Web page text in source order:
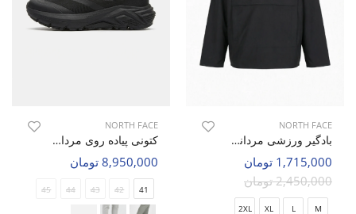
NORTH FACE
بادگیر ورزشی مردانه نورث فیس North Wind M
1,715,000 تومان
2,450,000 تومان
M
L
XL
2XL
NORTH FACE
کتونی پیاده روی مردانه نورث فیس Wave Walk M
8,950,000 تومان
41
42
43
44
45